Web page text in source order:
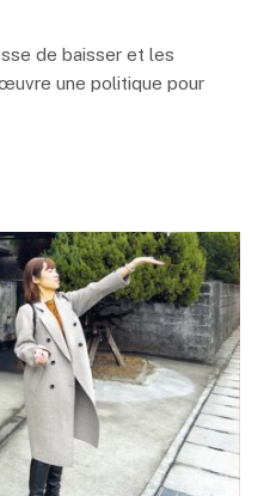
de baisser et les
une politique pour